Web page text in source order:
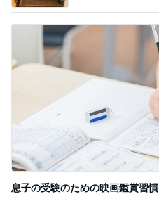
息子の受験のための映画鑑賞習慣